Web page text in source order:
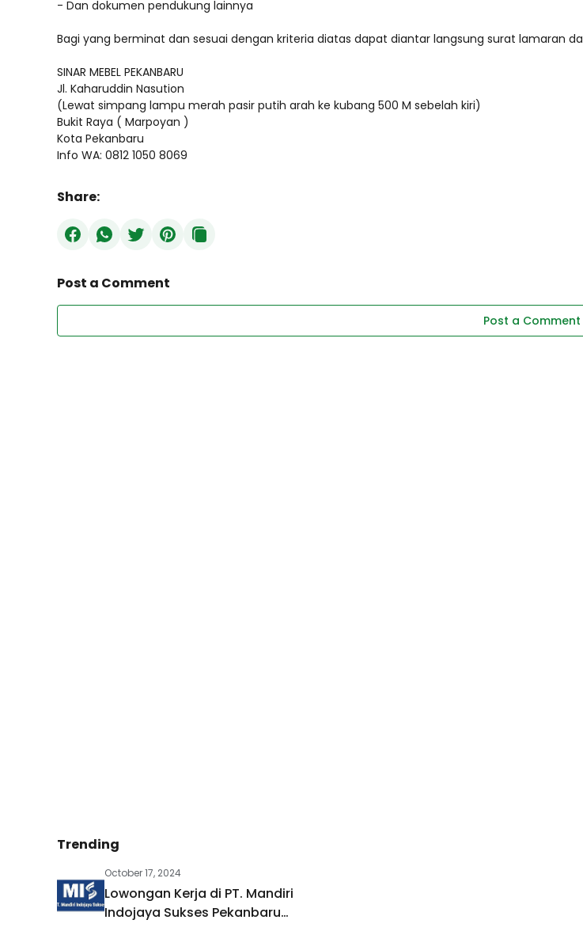
- Dan dokumen pendukung lainnya
Bagi yang berminat dan sesuai dengan kriteria diatas dapat diantar langsung surat lamaran dan
SINAR MEBEL PEKANBARU
Jl. Kaharuddin Nasution
(Lewat simpang lampu merah pasir putih arah ke kubang 500 M sebelah kiri)
Bukit Raya ( Marpoyan )
Kota Pekanbaru
Info WA: 0812 1050 8069
Share:
Post a Comment
Post a Comment
Trending
October 17, 2024
Lowongan Kerja di PT. Mandiri
Indojaya Sukses Pekanbaru